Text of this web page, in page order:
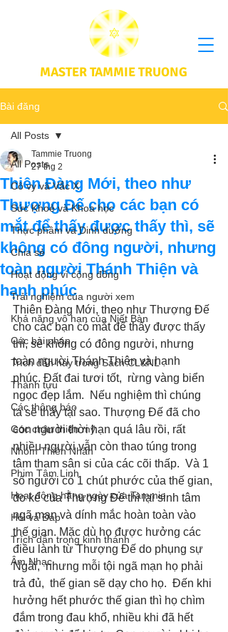
MASTER TAMMIE TRUONG
Bài đăng
All Posts
Cô vy và Vắc X
Sức Khoẻ và Khoa học
Thực phầm và Dinh dưỡng
Chia sẻ
Hoạt động vì cộng đồng
Trải nghiệm của người xem
Khả năng vô hạn của Niết Bàn
Các bài pháp
Trích dẫn hay trong Sách CL&NL
Thành tựu
Các thông báo
Góc chân thiện mỹ
Nhóm Thiên Nhãn
Phim Tâm Linh
Hoạt động hằng ngày của Tammie
Hỏi và Đáp
Trích dẫn trong kinh thánh
Âm Nhạc
All Posts
Thiên Đàng Mới, theo như
Thượng Đế cho các bạn có
mắt để thấy được thấy thì, sẽ
không có đông người, nhưng
toàn người Thánh Thiện và
hạnh phúc
Tammie Truong
27 thg 2
Thiên Đàng Mới, theo như Thượng Đế
cho các bạn có mắt để thấy được thấy
thì, sẽ không có đông người, nhưng
toàn người Thánh Thiện và hạnh
phúc. Đất đai tươi tốt,  rừng vàng biển
ngọc đẹp lắm.  Nếu nghiệm thì chúng
ta sẽ thấy tại sao. Thượng Đế đã cho
con người thời hạn quá lâu rồi, rất
nhiều người vẫn còn thao túng trong
tâm tham sân si của các cõi thấp.  Và 1
số người có 1 chút phước của thế gian,
do ké của Thượng Đế thì lại sinh tâm
ngã mạn và dính mắc hoàn toàn vào
thế gian. Mặc dù họ được hưởng các
điều lành từ Thượng Đế do phụng sự
Ngài,  nhưng mỗi tội ngã mạn họ phải
trả đủ,  thế gian sẽ dạy cho họ.  Đến khi
hưởng hết phước thế gian thì họ chìm
đắm trong đau khổ, nhiều khi đã hết